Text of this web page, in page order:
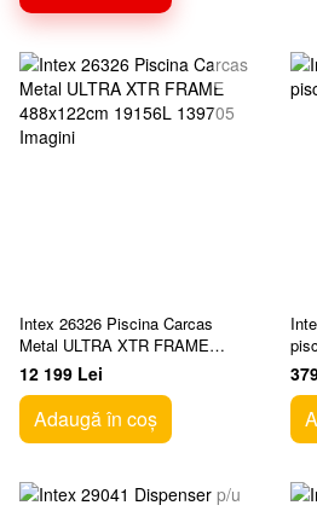
Intex 26326 Piscina Carcas
Metal ULTRA XTR FRAME
488x122cm 19156L
12 199 Lei
Adaugă în coș